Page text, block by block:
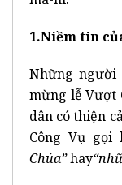
1.Niềm tin
Những người
mừng lễ Vượt
dân có thiện
Công Vụ gọi
Chúa”hay